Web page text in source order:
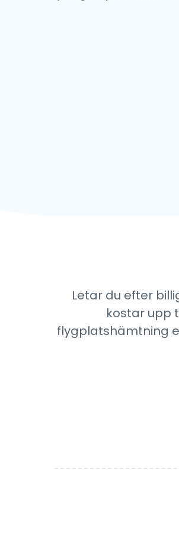
Letar du efter
kostar upp
flygplatshämtning